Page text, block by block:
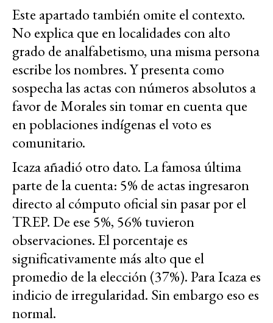
Este apartado también omite el contexto.
No explica que en localidades con alto
grado de analfabetismo, una misma persona
escribe los nombres. Y presenta como
sospecha las actas con números absolutos a
favor de Morales sin tomar en cuenta que
en poblaciones indígenas el voto es
comunitario.
Icaza añadió otro dato. La famosa última
parte de la cuenta: 5% de actas ingresaron
directo al cómputo oficial sin pasar por el
TREP. De ese 5%, 56% tuvieron
observaciones. El porcentaje es
significativamente más alto que el
promedio de la elección (37%). Para Icaza es
indicio de irregularidad. Sin embargo eso es
normal.